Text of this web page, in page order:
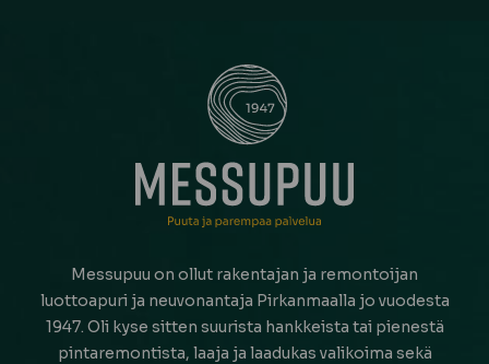
Messupuu on ollut rakentajan ja remontoijan
luottoapuri ja neuvonantaja Pirkanmaalla jo vuodesta
1947. Oli kyse sitten suurista hankkeista tai pienestä
pintaremontista, laaja ja laadukas valikoima sekä